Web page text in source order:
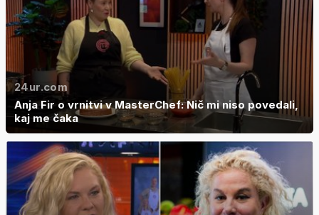
24ur.com
Anja Fir o vrnitvi v MasterChef: Nič mi niso povedali,
kaj me čaka